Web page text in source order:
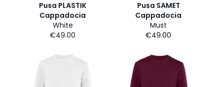
Pusa PLASTIK
Cappadocia
White
€49.00
Pusa SAMET
Cappadocia
Must
€49.00